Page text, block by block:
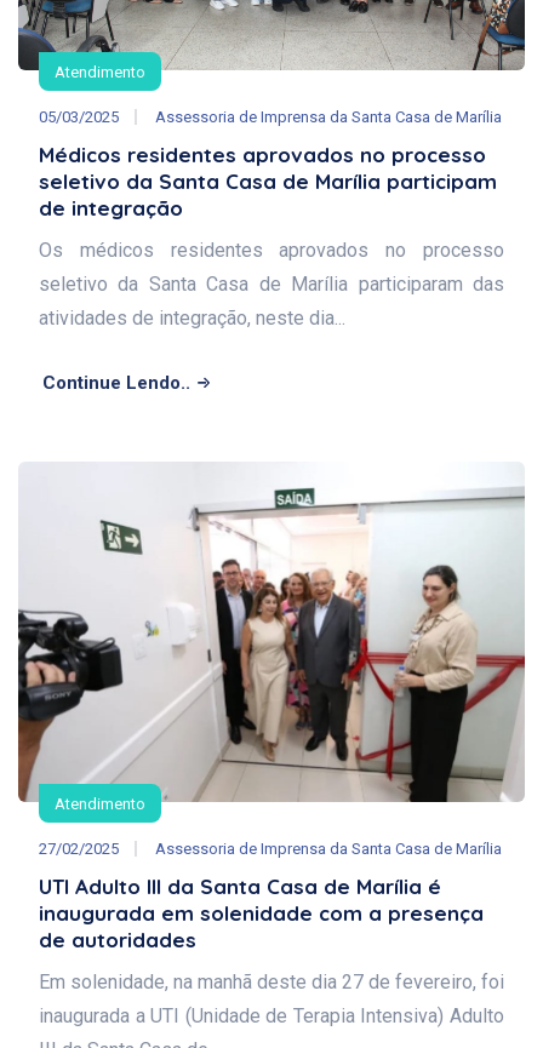
Atendimento
05/03/2025 Assessoria de Imprensa da Santa Casa de Marília
Médicos residentes aprovados no processo
seletivo da Santa Casa de Marília participam
de integração
Os médicos residentes aprovados no processo
seletivo da Santa Casa de Marília participaram das
atividades de integração, neste dia...
Continue Lendo..
Atendimento
27/02/2025 Assessoria de Imprensa da Santa Casa de Marília
UTI Adulto III da Santa Casa de Marília é
inaugurada em solenidade com a presença
de autoridades
Em solenidade, na manhã deste dia 27 de fevereiro, foi
inaugurada a UTI (Unidade de Terapia Intensiva) Adulto